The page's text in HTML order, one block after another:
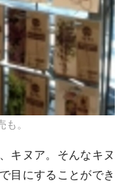
。
キヌア。そんなキヌ
目にすることができ